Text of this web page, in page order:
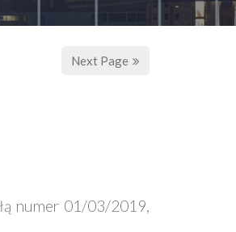
Next Page
numer 01/03/2019,